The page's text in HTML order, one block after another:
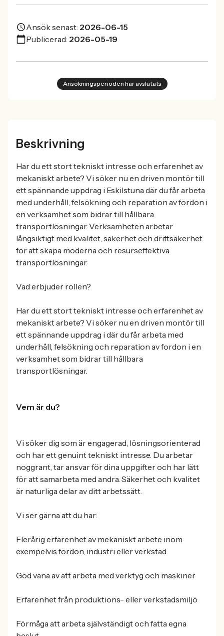
Ansök senast: 2026-06-15
Publicerad: 2026-05-19
Ansökningsperioden har avslutats
Beskrivning
Har du ett stort tekniskt intresse och erfarenhet av
mekaniskt arbete? Vi söker nu en driven montör till
ett spännande uppdrag i Eskilstuna där du får arbeta
med underhåll, felsökning och reparation av fordon i
en verksamhet som bidrar till hållbara
transportlösningar. Verksamheten arbetar
långsiktigt med kvalitet, säkerhet och driftsäkerhet
för att skapa moderna och resurseffektiva
transportlösningar.
Vad erbjuder rollen?
Har du ett stort tekniskt intresse och erfarenhet av
mekaniskt arbete? Vi söker nu en driven montör till
ett spännande uppdrag i där du får arbeta med
underhåll, felsökning och reparation av fordon i en
verksamhet som bidrar till hållbara
transportlösningar.
Vem är du?
Vi söker dig som är engagerad, lösningsorienterad
och har ett genuint tekniskt intresse. Du arbetar
noggrant, tar ansvar för dina uppgifter och har lätt
för att samarbeta med andra. Säkerhet och kvalitet
är naturliga delar av ditt arbetssätt.
Vi ser gärna att du har:
Flerårig erfarenhet av mekaniskt arbete inom
exempelvis fordon, industri eller verkstad
God vana av att arbeta med verktyg och maskiner
Erfarenhet från produktions- eller verkstadsmiljö
Förmåga att arbeta självständigt och fatta egna